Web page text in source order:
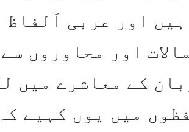
اور عربی اَلفاظ
اور محاوروں
کے معاشرے میں
میں یوں کہیے